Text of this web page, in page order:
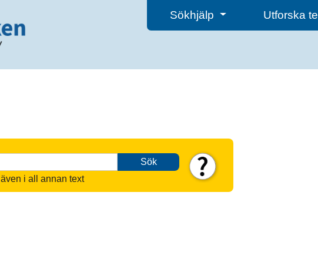
Sökhjälp Utforska
Sök
även i all annan text